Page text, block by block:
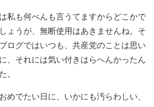
私も何べんも言うてますからどこかで
ょうが、無断使用はあきませんね。そ
ログではいつも、共産党のことは思い
、それには気い付きはらへんかったん
。
めでたい日に、いかにも汚らわしい、